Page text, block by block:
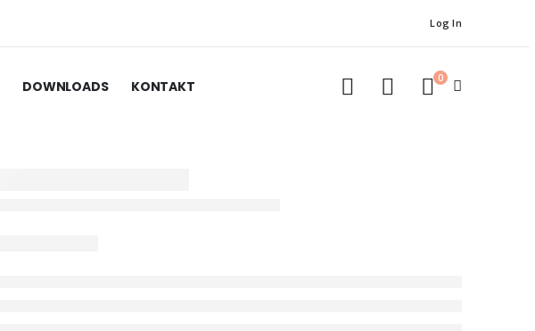
Log In
DOWNLOADS KONTAKT
0